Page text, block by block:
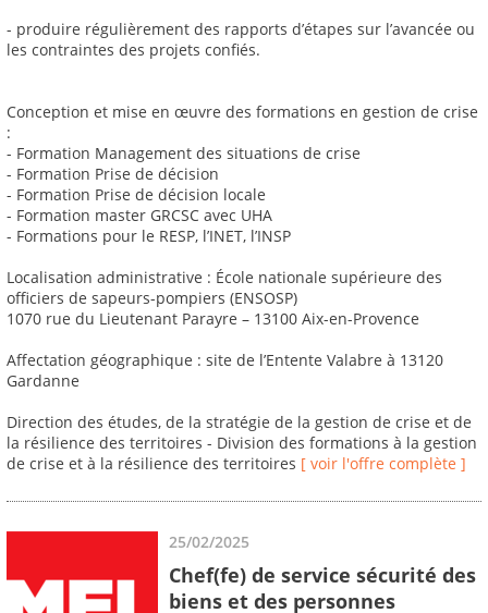
- produire régulièrement des rapports d’étapes sur l’avancée ou
les contraintes des projets confiés.
Conception et mise en œuvre des formations en gestion de crise
:
- Formation Management des situations de crise
- Formation Prise de décision
- Formation Prise de décision locale
- Formation master GRCSC avec UHA
- Formations pour le RESP, l’INET, l’INSP
Localisation administrative : École nationale supérieure des
officiers de sapeurs-pompiers (ENSOSP)
1070 rue du Lieutenant Parayre – 13100 Aix-en-Provence
Affectation géographique : site de l’Entente Valabre à 13120
Gardanne
Direction des études, de la stratégie de la gestion de crise et de
la résilience des territoires - Division des formations à la gestion
de crise et à la résilience des territoires [ voir l'offre complète ]
25/02/2025
Chef(fe) de service sécurité des
biens et des personnes